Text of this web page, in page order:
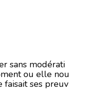
sans modérati
ou elle nou
ses preuv